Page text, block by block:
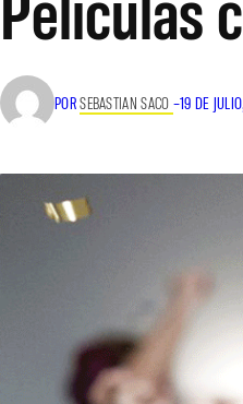
PORSEBASTIAN SACO –19 DE